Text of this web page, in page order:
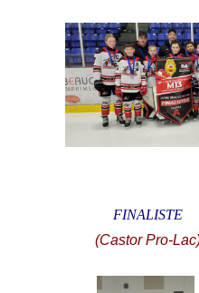
FINALISTE
(Castor Pro-